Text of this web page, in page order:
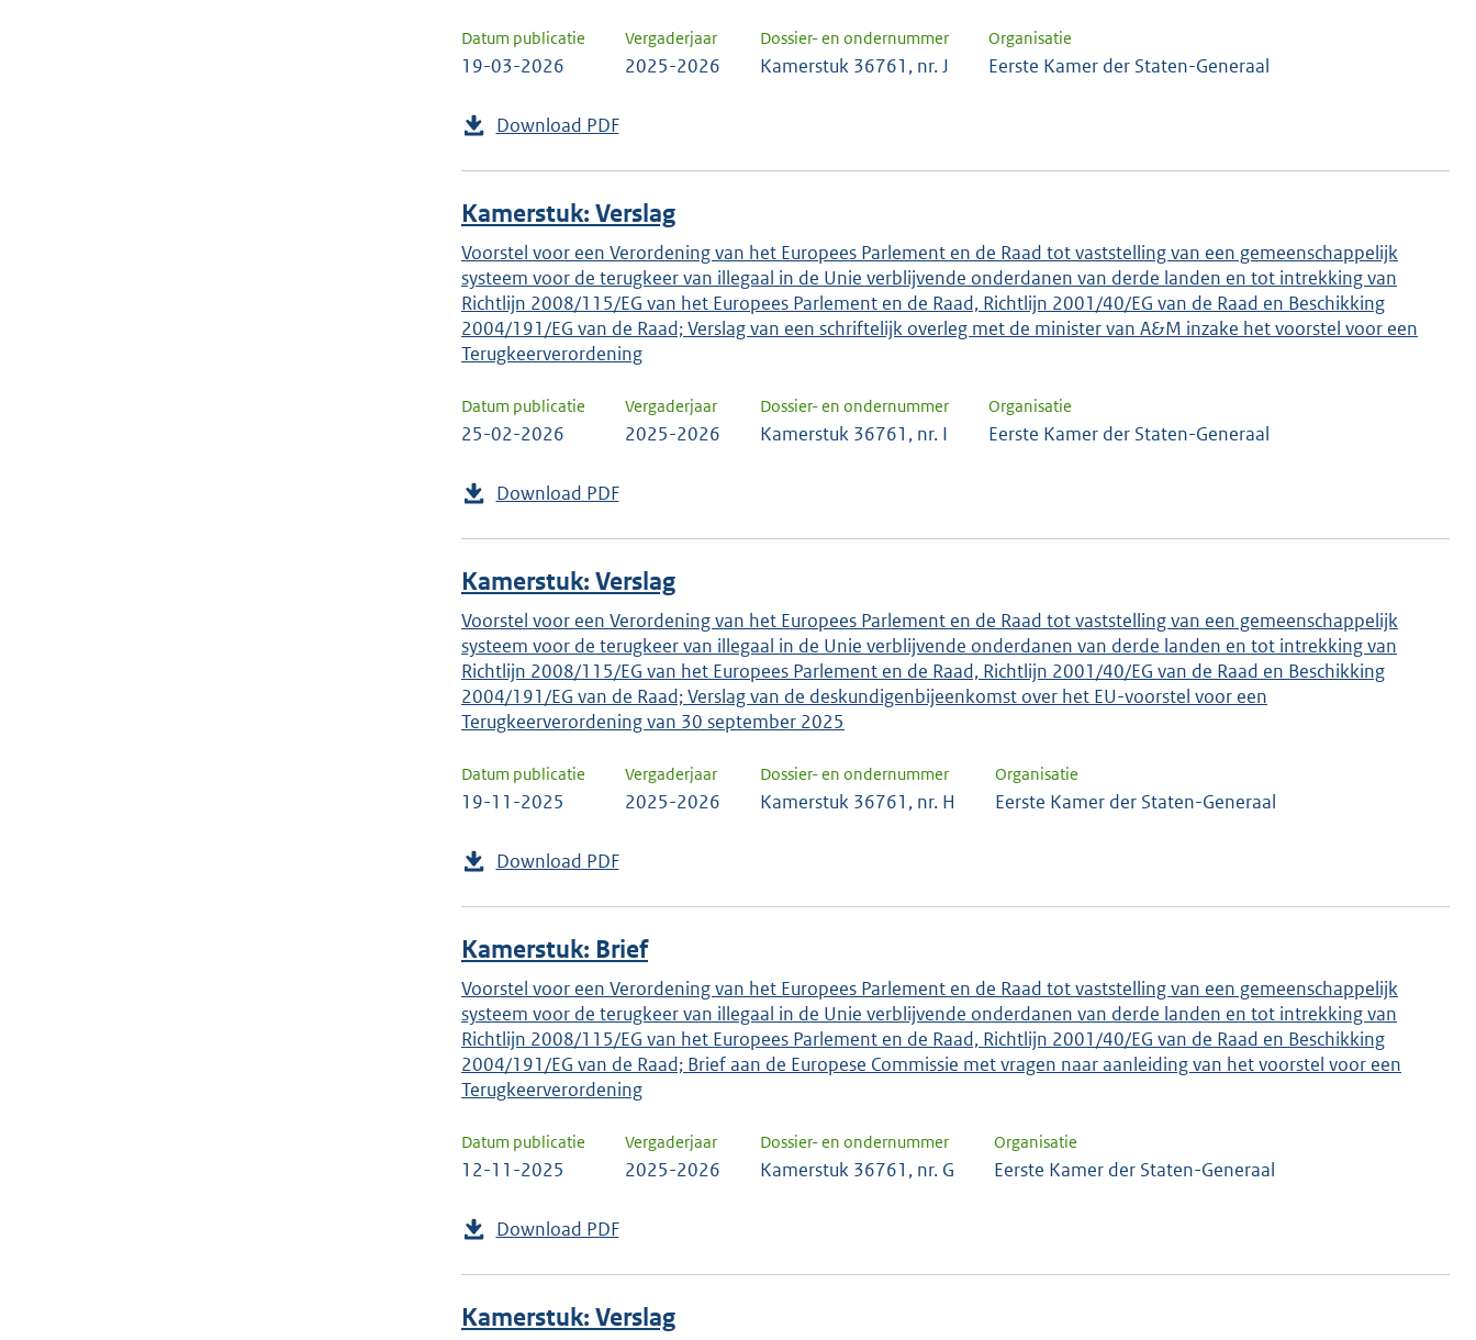
Datum publicatie
19-03-2026
Vergaderjaar
2025-2026
Dossier- en ondernummer
Kamerstuk 36761, nr. J
Organisatie
Eerste Kamer der Staten-Generaal
Download PDF
Kamerstuk: Verslag
Voorstel voor een Verordening van het Europees Parlement en de Raad tot vaststelling van een gemeenschappelijk
systeem voor de terugkeer van illegaal in de Unie verblijvende onderdanen van derde landen en tot intrekking van
Richtlijn 2008/115/EG van het Europees Parlement en de Raad, Richtlijn 2001/40/EG van de Raad en Beschikking
2004/191/EG van de Raad; Verslag van een schriftelijk overleg met de minister van A&M inzake het voorstel voor een
Terugkeerverordening
Datum publicatie
25-02-2026
Vergaderjaar
2025-2026
Dossier- en ondernummer
Kamerstuk 36761, nr. I
Organisatie
Eerste Kamer der Staten-Generaal
Download PDF
Kamerstuk: Verslag
Voorstel voor een Verordening van het Europees Parlement en de Raad tot vaststelling van een gemeenschappelijk
systeem voor de terugkeer van illegaal in de Unie verblijvende onderdanen van derde landen en tot intrekking van
Richtlijn 2008/115/EG van het Europees Parlement en de Raad, Richtlijn 2001/40/EG van de Raad en Beschikking
2004/191/EG van de Raad; Verslag van de deskundigenbijeenkomst over het EU-voorstel voor een
Terugkeerverordening van 30 september 2025
Datum publicatie
19-11-2025
Vergaderjaar
2025-2026
Dossier- en ondernummer
Kamerstuk 36761, nr. H
Organisatie
Eerste Kamer der Staten-Generaal
Download PDF
Kamerstuk: Brief
Voorstel voor een Verordening van het Europees Parlement en de Raad tot vaststelling van een gemeenschappelijk
systeem voor de terugkeer van illegaal in de Unie verblijvende onderdanen van derde landen en tot intrekking van
Richtlijn 2008/115/EG van het Europees Parlement en de Raad, Richtlijn 2001/40/EG van de Raad en Beschikking
2004/191/EG van de Raad; Brief aan de Europese Commissie met vragen naar aanleiding van het voorstel voor een
Terugkeerverordening
Datum publicatie
12-11-2025
Vergaderjaar
2025-2026
Dossier- en ondernummer
Kamerstuk 36761, nr. G
Organisatie
Eerste Kamer der Staten-Generaal
Download PDF
Kamerstuk: Verslag